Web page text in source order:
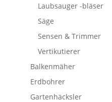
Laubsauger -bläser
Säge
Sensen & Trimmer
Vertikutierer
Balkenmäher
Erdbohrer
Gartenhäcksler